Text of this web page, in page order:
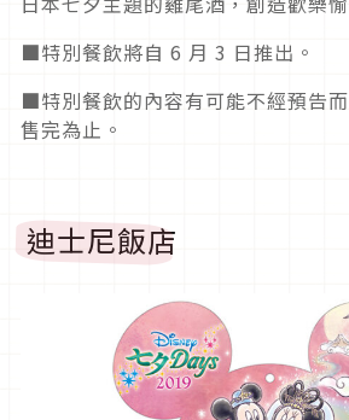
■特別餐飲將自 6 月 3 日推出。
■特別餐飲的內容有可能不經預告
售完為止。
迪士尼飯店